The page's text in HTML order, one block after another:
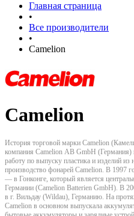
Главная страница
•
Все производители
•
Camelion
Camelion
История торговой марки Camelion
компания Camelion АB GmbH (Германия)
работу по выпуску пластика и изделий из
производство фонарей Camelion. В 1997
— в Гонконге, который является
Германии (Camelion Batterien GmbH). В
в г. Вильдау (Wildau), Германию. На
Camelion в основном выпускала